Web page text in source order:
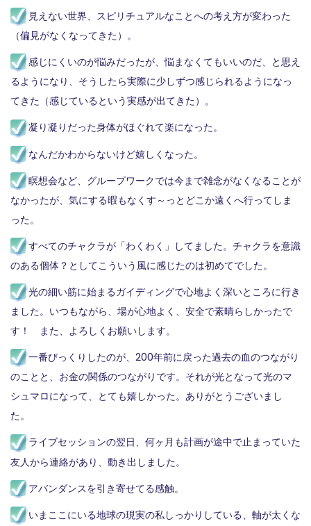
見えない世界、スピリチュアルなことへの考え方が変わった
（偏見がなくなってきた）。
感じにくいのが悩みだったが、悩まなくてもいいのだ、と思え
るようになり、そうしたら実際に少しずつ感じられるようになっ
てきた（感じているという実感が出てきた）。
凝り凝りだった身体がほぐれて楽になった。
なんだかわからないけど嬉しくなった。
瞑想会など、グループワークでは今まで雑念がなくなることが
なかったが、気にする暇もなくす～っとどこか遠くへ行ってしま
った。
すべてのチャクラが「わくわく」してました。チャクラを意識
のある個体？としてこういう風に感じたのは初めてでした。
光の細い筋に始まるガイディングで心地よく深いところに行き
ました。いつもながら、場が心地よく、安全で素晴らしかったで
す！ また、よろしくお願いします。
一番びっくりしたのが、200年前に戻った過去の血のつながり
のことと、お金の関係のつながりです。それが光となって光のマ
シュマロになって、とても嬉しかった。ありがとうございまし
た。
ライブセッションの翌日、何ヶ月も計画が途中で止まっていた
友人から連絡があり、動き出しました。
アバンダンスを引き寄せてる感触。
いまここにいる地球の現実の私しっかりしている、軸が太くな